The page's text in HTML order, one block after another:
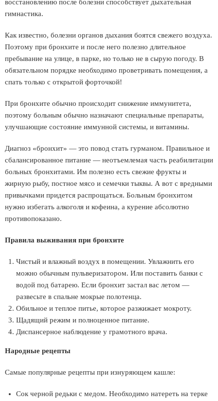
восстановлению после болезни способствует дыхательная
гимнастика.
Как известно, болезни органов дыхания боятся свежего воздуха.
Поэтому при бронхите и после него полезно длительное
пребывание на улице, в парке, но только не в сырую погоду. В
обязательном порядке необходимо проветривать помещения, а
спать только с открытой форточкой!
При бронхите обычно происходит снижение иммунитета,
поэтому больным обычно назначают специальные препараты,
улучшающие состояние иммунной системы, и витамины.
Диагноз «бронхит» — это повод стать гурманом. Правильное и
сбалансированное питание — неотъемлемая часть реабилитации
больных бронхитами. Им полезно есть свежие фрукты и
жирную рыбу, постное мясо и семечки тыквы. А вот с вредными
привычками придется распрощаться. Больным бронхитом
нужно избегать алкоголя и кофеина, а курение абсолютно
противопоказано.
Правила выживания при бронхите
Чистый и влажный воздух в помещении. Увлажнить его
можно обычным пульверизатором. Или поставить банки с
водой под батарею. Если бронхит застал вас летом —
развесьте в спальне мокрые полотенца.
Обильное и теплое питье, которое разжижает мокроту.
Щадящий режим и полноценное питание.
Диспансерное наблюдение у грамотного врача.
Народные рецепты
Самые популярные рецепты при изнуряющем кашле:
Сок черной редьки с медом. Необходимо натереть на терке